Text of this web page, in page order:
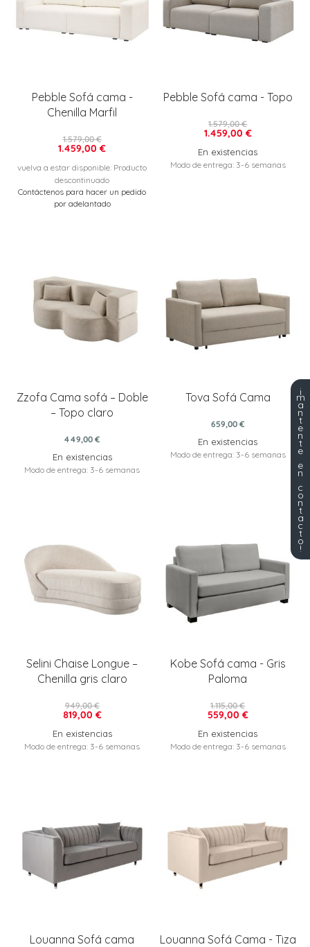
Pebble Sofá cama -
Chenilla Marfil
1.459,00 €
1.579,00 €
vuelva a estar disponible: Producto
descontinuado
Contáctenos para hacer un pedido
por adelantado
Pebble Sofá cama - Topo
1.459,00 €
1.579,00 €
En existencias
Modo de entrega: 3-6 semanas
Zzofa Cama sofá – Doble
– Topo claro
449,00 €
En existencias
Modo de entrega: 3-6 semanas
Tova Sofá Cama
659,00 €
En existencias
Modo de entrega: 3-6 semanas
Selini Chaise Longue –
Chenilla gris claro
819,00 €
949,00 €
En existencias
Modo de entrega: 3-6 semanas
Kobe Sofá cama - Gris
Paloma
559,00 €
1.115,00 €
En existencias
Modo de entrega: 3-6 semanas
Louanna Sofá cama Louanna Sofá Cama - Tiza
¡
m
a
n
t
e
n
t
e
e
n
c
o
n
t
a
c
t
o
!